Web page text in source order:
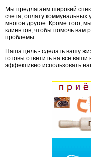
Мы предлагаем широкий
счета, оплату коммунальных
многое другое. Кроме того,
клиентов, чтобы помочь
проблемы.
Наша цель - сделать вашу
готовы ответить на все
эффективно использовать